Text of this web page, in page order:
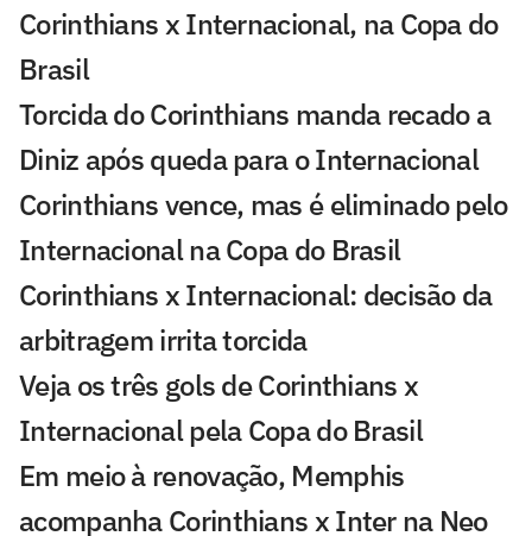
Corinthians x Internacional, na Copa do
Brasil
Torcida do Corinthians manda recado a
Diniz após queda para o Internacional
Corinthians vence, mas é eliminado pelo
Internacional na Copa do Brasil
Corinthians x Internacional: decisão da
arbitragem irrita torcida
Veja os três gols de Corinthians x
Internacional pela Copa do Brasil
Em meio à renovação, Memphis
acompanha Corinthians x Inter na Neo